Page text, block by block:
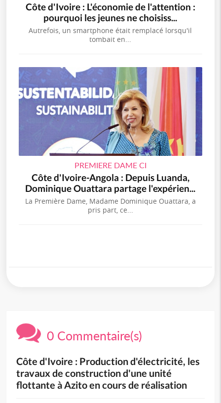
Côte d'Ivoire : L'économie de l'attention :
pourquoi les jeunes ne choisiss...
Autrefois, un smartphone était remplacé lorsqu'il
tombait en...
PREMIERE DAME CI
Côte d'Ivoire-Angola : Depuis Luanda,
Dominique Ouattara partage l'expérien...
La Première Dame, Madame Dominique Ouattara, a
pris part, ce...
0 Commentaire(s)
Côte d'Ivoire : Production d'électricité, les
travaux de construction d'une unité
flottante à Azito en cours de réalisation